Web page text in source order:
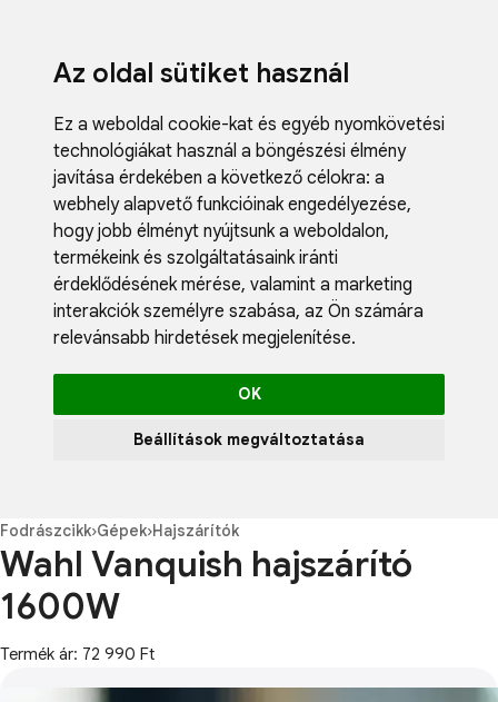
Az oldal sütiket használ
Ez a weboldal cookie-kat és egyéb nyomkövetési
technológiákat használ a böngészési élmény
javítása érdekében a következő célokra: a
webhely alapvető funkcióinak engedélyezése,
hogy jobb élményt nyújtsunk a weboldalon,
termékeink és szolgáltatásaink iránti
érdeklődésének mérése, valamint a marketing
interakciók személyre szabása, az Ön számára
relevánsabb hirdetések megjelenítése.
OK
Beállítások megváltoztatása
Blog
Fodrászcikk›Gépek›Hajszárítók
Wahl Vanquish hajszárító
1600W
Termék ár: 72 990 Ft